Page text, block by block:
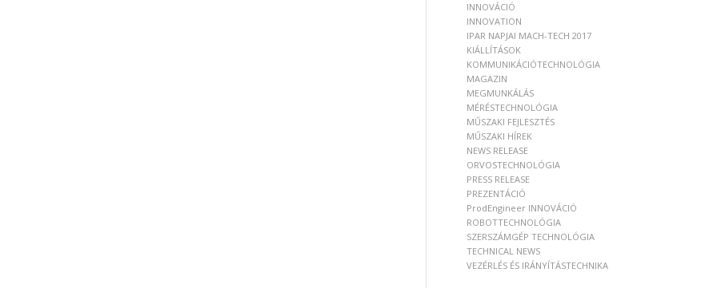
INNOVÁCIÓ
INNOVATION
IPAR NAPJAI MACH-TECH 2017
KIÁLLÍTÁSOK
KOMMUNIKÁCIÓTECHNOLÓGIA
MAGAZIN
MEGMUNKÁLÁS
MÉRÉSTECHNOLÓGIA
MŰSZAKI FEJLESZTÉS
MŰSZAKI HÍREK
NEWS RELEASE
ORVOSTECHNOLÓGIA
PRESS RELEASE
PREZENTÁCIÓ
ProdEngineer INNOVÁCIÓ
ROBOTTECHNOLÓGIA
SZERSZÁMGÉP TECHNOLÓGIA
TECHNICAL NEWS
VEZÉRLÉS ÉS IRÁNYÍTÁSTECHNIKA